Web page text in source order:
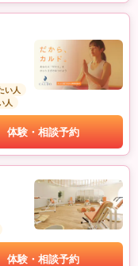
い人
人
体験・相談予約
体験・相談予約